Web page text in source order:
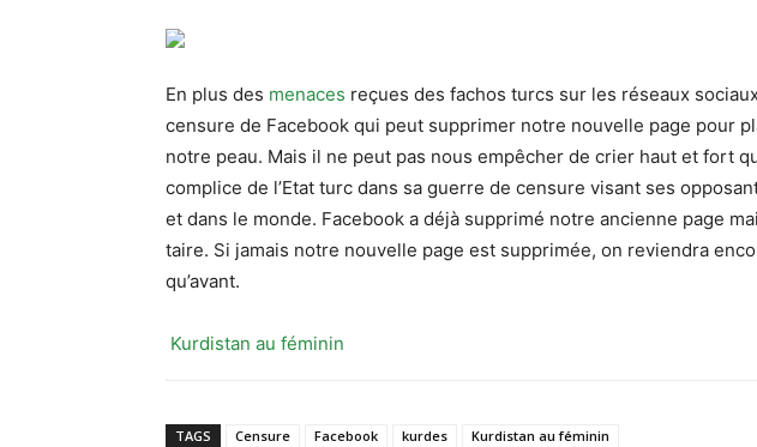
En plus des menaces reçues des fachos turcs sur les réseaux
censure de Facebook qui peut supprimer notre nouvelle page pour
notre peau. Mais il ne peut pas nous empêcher de crier haut et fort
complice de l’Etat turc dans sa guerre de censure visant ses
et dans le monde. Facebook a déjà supprimé notre ancienne page
taire. Si jamais notre nouvelle page est supprimée, on reviendra
qu’avant.
Kurdistan au féminin
TAGS Censure Facebook kurdes Kurdistan au féminin